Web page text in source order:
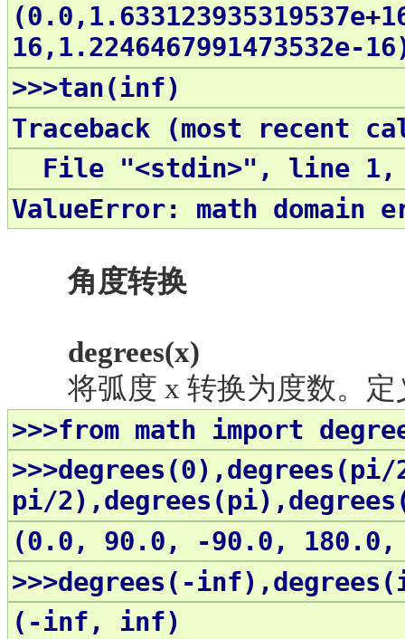
16,1.2246467991473532e-
>>>tan(inf)
Traceback (most recent
File "<stdin>", line 1,
ValueError: math domain
角度转换
degrees(x)
将弧度 x 转换为度数。
>>>from math import
>>>degrees (0), degrees (pi/
pi/2), degrees (pi), degrees
(0.0, 90.0, -90.0, 180.0,
>>>degrees(-
(-inf, inf)